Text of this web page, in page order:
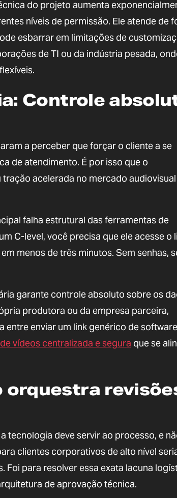
do projeto aumenta
níveis de permissão. Ele atende de
esbarrar em limitações de
de TI ou da indústria pesada,
Controle
a perceber que forçar o cliente a se
de atendimento. É por isso que o
acelerada no mercado audiovisual
falha estrutural das ferramentas de
C-level, você precisa que ele acesse o
menos de três minutos. Sem senhas,
garante controle absoluto sobre os
produtora ou da empresa parceira,
entre enviar um link genérico de software
vídeos centralizada e segura que se
orquestra
tecnologia deve servir ao processo, e
clientes corporativos de alto nível
Foi para resolver essa exata lacuna
de aprovação técnica.